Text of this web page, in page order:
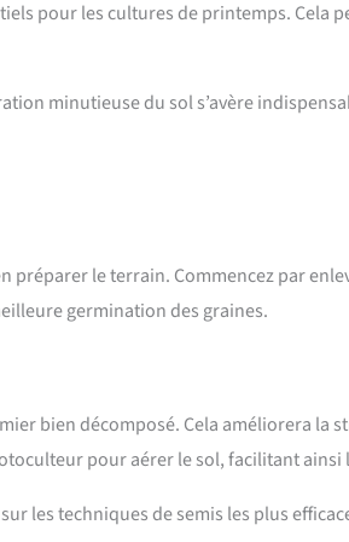
pour les cultures de printemps. Cela
minutieuse du sol s’avère
préparer le terrain. Commencez par
germination des graines.
bien décomposé. Cela améliorera la
pour aérer le sol, facilitant ainsi
les techniques de semis les plus